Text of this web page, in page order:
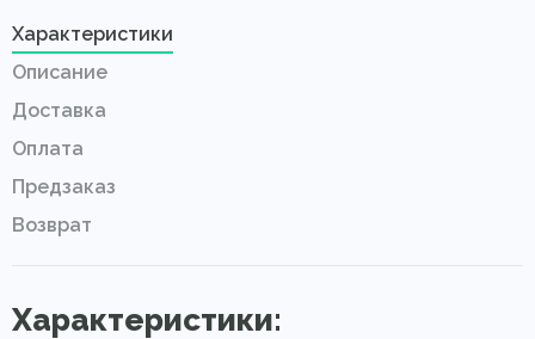
Характеристики
Описание
Доставка
Оплата
Предзаказ
Возврат
Характеристики: